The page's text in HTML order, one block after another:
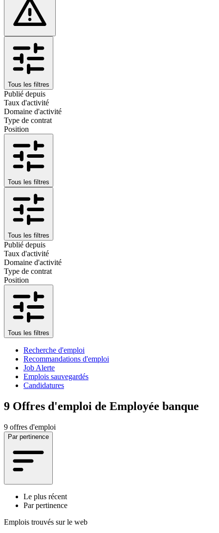
Tous les filtres
Publié depuis
Taux d'activité
Domaine d'activité
Type de contrat
Position
Tous les filtres
Tous les filtres
Publié depuis
Taux d'activité
Domaine d'activité
Type de contrat
Position
Tous les filtres
Recherche d'emploi
Recommandations d'emploi
Job Alerte
Emplois sauvegardés
Candidatures
9 Offres d'emploi de Employée banque
9 offres d'emploi
Par pertinence
Le plus récent
Par pertinence
Emplois trouvés sur le web